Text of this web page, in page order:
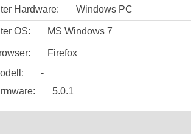
Hardware: Windows PC
OS: MS Windows 7
Firefox
-
5.0.1